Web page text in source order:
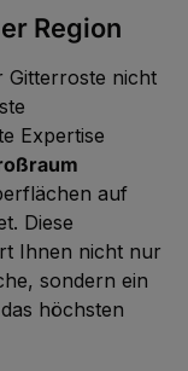
Region
Gitterroste nicht
Expertise
auf
Diese
Ihnen nicht nur
sondern ein
höchsten